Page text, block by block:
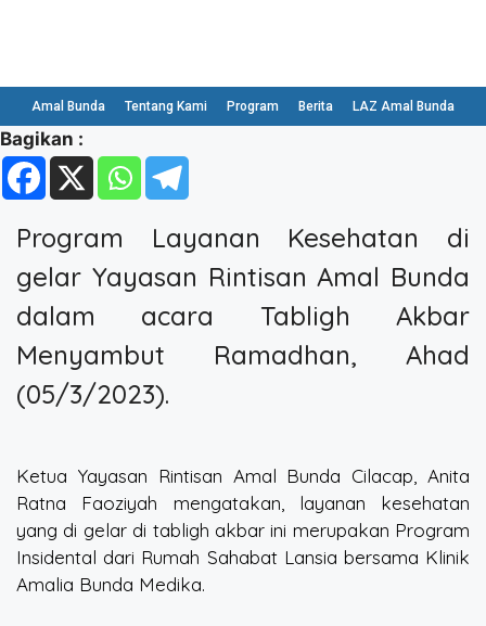
Amal Bunda Tentang Kami Program Berita LAZ Amal Bunda
Bagikan :
Program Layanan Kesehatan di
gelar Yayasan Rintisan Amal Bunda
dalam acara Tabligh Akbar
Menyambut Ramadhan, Ahad
(05/3/2023).
Ketua Yayasan Rintisan Amal Bunda Cilacap, Anita
Ratna Faoziyah mengatakan, layanan kesehatan
yang di gelar di tabligh akbar ini merupakan Program
Insidental dari Rumah Sahabat Lansia bersama Klinik
Amalia Bunda Medika.